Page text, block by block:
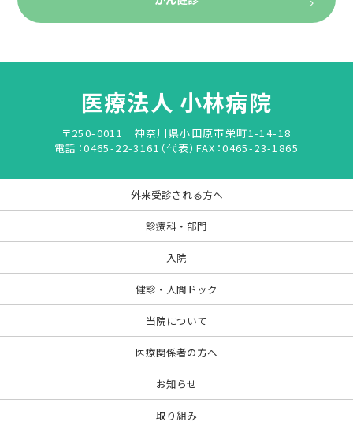
医療法人 小林病院
〒250-0011 神奈川県小田原市栄町1-14-18
電話：0465-22-3161（代表） FAX：0465-23-1865
外来受診される方へ
診療科・部門
入院
健診・人間ドック
当院について
医療関係者の方へ
お知らせ
取り組み